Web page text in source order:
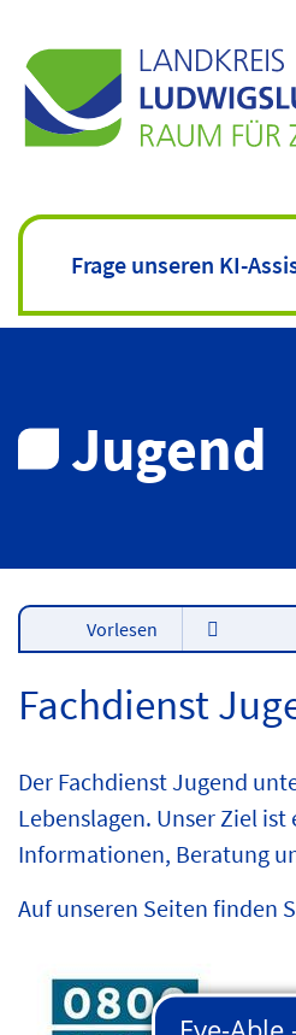
Jugend
Vorlesen
Fachdienst
Der Fachdienst Jugend
Lebenslagen. Unser Ziel
Informationen, Beratung
Auf unseren Seiten finden